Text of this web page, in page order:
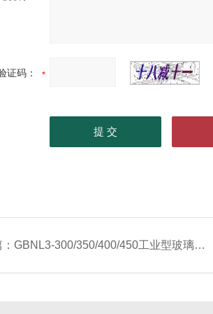
证码：
：GBNL3-300/350/400/450工业型玻璃钢冷却塔